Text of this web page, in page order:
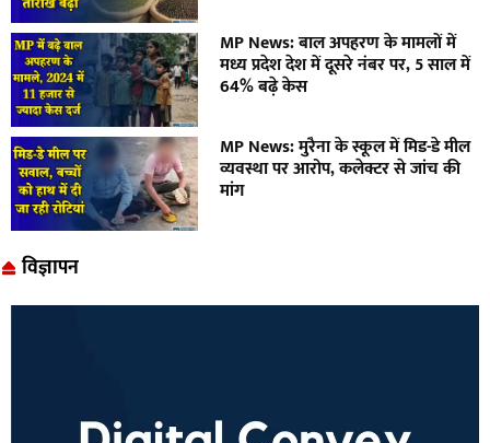
MP News: बाल अपहरण के मामलों में
मध्य प्रदेश देश में दूसरे नंबर पर, 5 साल में
64% बढ़े केस
MP News: मुरैना के स्कूल में मिड-डे मील
व्यवस्था पर आरोप, कलेक्टर से जांच की
मांग
विज्ञापन